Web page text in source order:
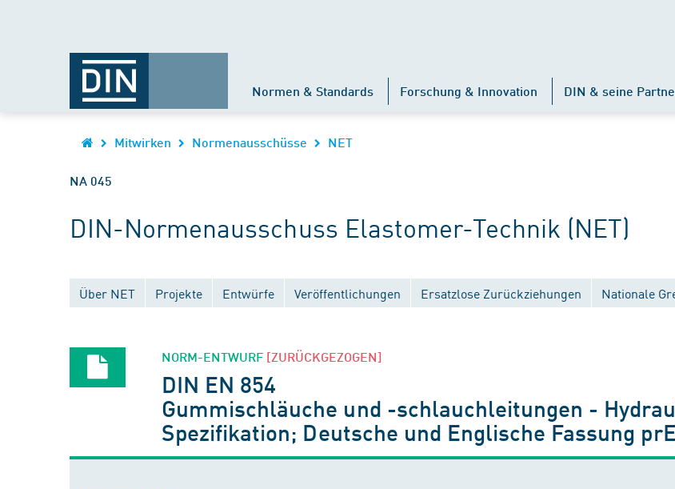
Normen & Standards Forschung & Innovation DIN & seine
Mitwirken Normenausschüsse NET
NA 045
DIN-Normenausschuss Elastomer-Technik (NET)
Über NET Projekte Entwürfe Veröffentlichungen Ersatzlose Zurückziehungen Nationale
NORM-ENTWURF [ZURÜCKGEZOGEN]
DIN EN 854
Gummischläuche und -schlauchleitungen -
Spezifikation; Deutsche und Englische Fassung